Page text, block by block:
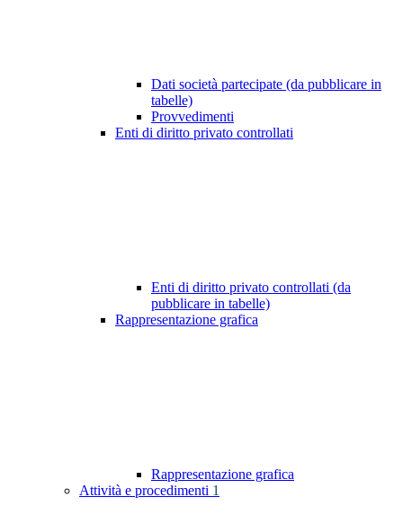
Dati società partecipate (da pubblicare in
tabelle)
Provvedimenti
Enti di diritto privato controllati
Enti di diritto privato controllati (da
pubblicare in tabelle)
Rappresentazione grafica
Rappresentazione grafica
Attività e procedimenti 1